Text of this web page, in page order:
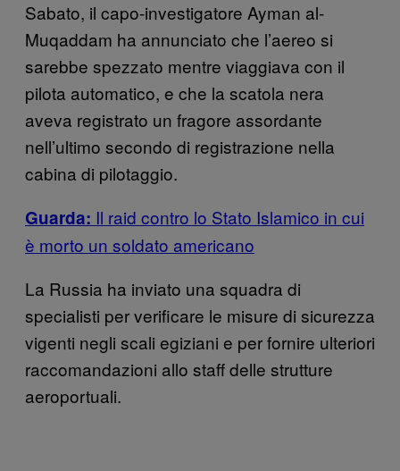
Sabato, il capo-investigatore Ayman al-
Muqaddam ha annunciato che l’aereo si
sarebbe spezzato mentre viaggiava con il
pilota automatico, e che la scatola nera
aveva registrato un fragore assordante
nell’ultimo secondo di registrazione nella
cabina di pilotaggio.
Guarda: Il raid contro lo Stato Islamico in cui
è morto un soldato americano
La Russia ha inviato una squadra di
specialisti per verificare le misure di sicurezza
vigenti negli scali egiziani e per fornire ulteriori
raccomandazioni allo staff delle strutture
aeroportuali.